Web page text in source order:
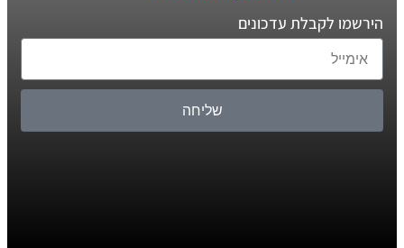
הירשמו לקבלת עדכונים
שליחה